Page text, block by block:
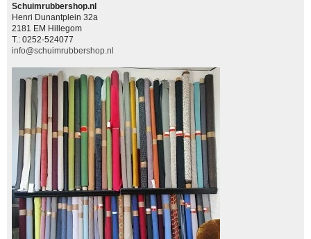
Schuimrubbershop.nl
Henri Dunantplein 32a
2181 EM Hillegom
T.: 0252-524077
info@schuimrubbershop.nl